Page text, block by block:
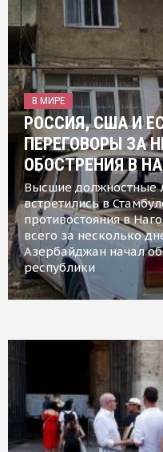
В МИРЕ
РОССИЯ, США И
ПЕРЕГОВОРЫ ЗА
ОБОСТРЕНИЯ В
Высшие должностные
встретились в
противостояния в
всего за несколько
Азербайджан начал
республики